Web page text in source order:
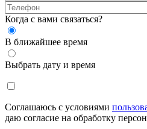
Когда с вами связаться?
В ближайшее время
Выбрать дату и время
Соглашаюсь с условиями
даю согласие на обработку